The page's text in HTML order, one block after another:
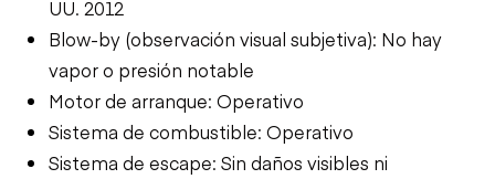
UU. 2012
Blow-by (observación visual subjetiva): No hay
vapor o presión notable
Motor de arranque: Operativo
Sistema de combustible: Operativo
Sistema de escape: Sin daños visibles ni